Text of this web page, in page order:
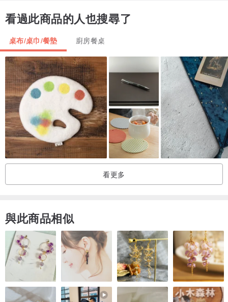
♥ 產地
由於標示產地是大量製造後期才盛行的習慣，vintage 物資經常難以確
認產地～
但是 Kiss & Tell 所有的商品都是在歐洲搜集的古董，所以理推應該是
當地產物。
♥ 有關 Kiss & Tell
"Kiss & Tell" 就是女生跟男生接吻之後，去告訴別的女生說「他技術
還不錯⋯⋯」（因為好東西要跟好朋友分享 XD）
看過此商品的人也搜尋了
桌布/桌巾/餐墊 廚房餐桌
看更多
與此商品相似